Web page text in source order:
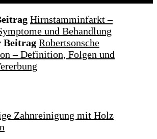
Hirnstamminfarkt –
und Behandlung
Beitrag Robertsonsche
– Definition, Folgen und